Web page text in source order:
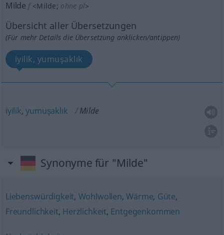
Milde f <Milde; ohne pl>
Übersicht aller Übersetzungen
(Für mehr Details die Übersetzung anklicken/antippen)
iyilik, yumuşaklık
iyilik,yumuşaklık Milde
Synonyme für "Milde"
Liebenswürdigkeit, Wohlwollen,Wärme, Güte,
Freundlichkeit, Herzlichkeit, Entgegenkommen